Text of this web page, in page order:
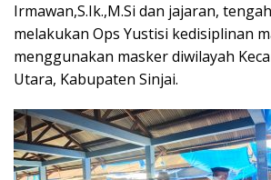
Irmawan,S.Ik.,M.Si dan jajaran,
melakukan Ops Yustisi kedisiplinan
menggunakan masker diwilayah
Utara, Kabupaten Sinjai.